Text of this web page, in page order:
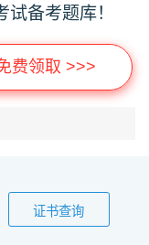
备考题库！
费领取 >>>
证书查询